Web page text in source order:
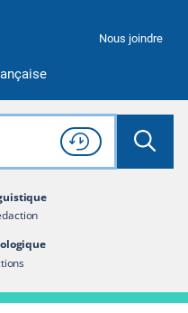
Nous joindre
dans tout le site
Lancer
Consulter l'
Historique
de recherche